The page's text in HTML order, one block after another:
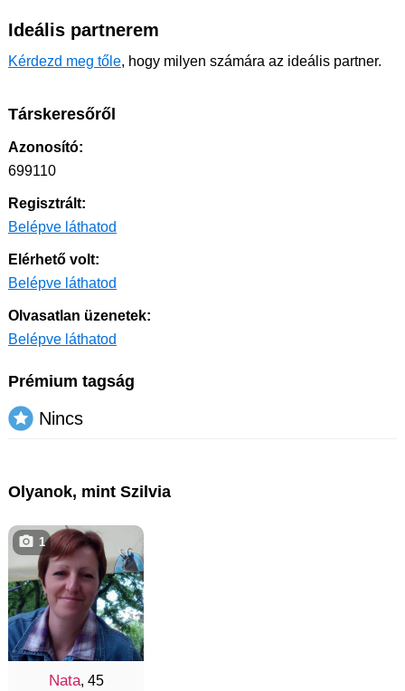
Ideális partnerem
Kérdezd meg tőle, hogy milyen számára az ideális partner.
Társkeresőről
Azonosító:
699110
Regisztrált:
Belépve láthatod
Elérhető volt:
Belépve láthatod
Olvasatlan üzenetek:
Belépve láthatod
Prémium tagság
Nincs
Olyanok, mint Szilvia
Nata, 45
1